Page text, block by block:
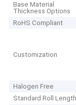
Base Material
Thickness Options
RoHS Compliant
Customization
Halogen Free
Standard Roll Length